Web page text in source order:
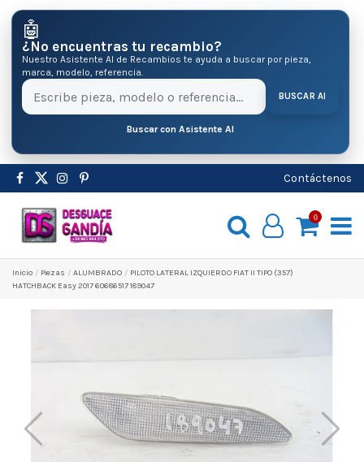
🤖
¿No encuentras tu recambio?
Nuestro Asistente AI de Recambios te ayuda a buscar por pieza,
marca, modelo, referencia.
BUSCAR AI
Buscar con Asistente AI
Contáctenos
0
Inicio Pіezas ALUMBRADO
PILOTO LATERAL IZQUIERDO FIAT II TIPO (357)
HATCHBACK Easy 2017 60686517 189047